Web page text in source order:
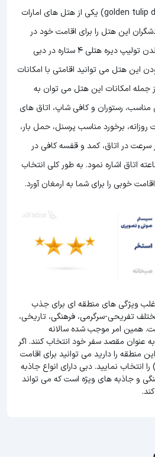
هتل گلدن تولیپ دیره (golden tulip deira) یکی از هتل های امارات
این هتل را برای اقامت خود در
دبی انتخاب می کنند. هتل گلدن تولیپ دیره هتلی 4 ستاره در دبی
می توانید اقامتی با امکانات
جمله امکانات این هتل می توان به
رستوران و کافی شاپ، اتاق های
روزانه، برخورد مناسب پرسنل، حمل بار،
پر سرعت در اتاق، کمد و قفسه کافی در
لاندری و خدمات 24 ساعته اتاق اشاره نمود. به طور کلی انتخاب
خوبی را برای شما به ارمغان آورد.
اغلب ویژگی های منطقه ای برای جذب
تفریحی-سرگرمی، فرهنگی، تاریخی،
همین امر موجب شده سالانه
به عنوان مقصد سفر خود انتخاب کنند. اگر
منطقه را دارید می توانید برای اقامت
انتخاب نمایید. دبی دارای انواع جاذبه
و جاذبه های ویژه است که می تواند